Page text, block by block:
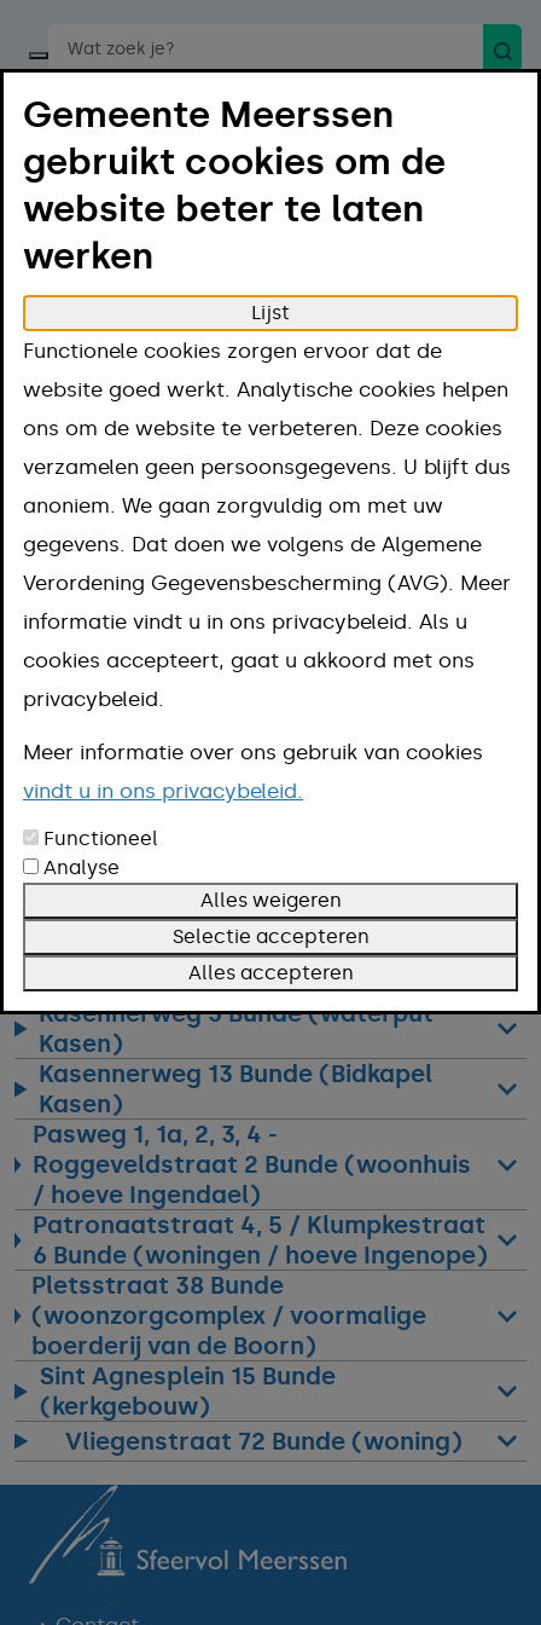
Start een spraakopdracht
Menu
Home Gemeentelijke Monumenten Bunde
Bunde
Op deze pagina vind je een overzicht van alle
Neem dan contact op met de Beleidsmedewerker
Monumenten via ons gemeentelijke Klant Contact
Centrum (KCC), telefoon 14 043. Of stuur een mail
(woningen)
Groeneweg 3 Bunde (woning - hoeve
Kruisberg)
Groeneweg 3 (Bidkapel hoeve
Kruisberg)
Groeneweg 3 Bunde (wegkruis hoeve
Boschweg 1 Bunde (woning)
Kasennerweg 5 Bunde (waterput
Kasen)
Kasennerweg 13 Bunde (Bidkapel
Kasen)
Pasweg 1, 1a, 2, 3, 4 -
Roggeveldstraat 2 Bunde (woonhuis
/ hoeve Ingendael)
Patronaatstraat 4, 5 / Klumpkestraat
6 Bunde (woningen / hoeve Ingenope)
Pletsstraat 38 Bunde
(woonzorgcomplex / voormalige
boerderij van de Boorn)
Sint Agnesplein 15 Bunde
(kerkgebouw)
Vliegenstraat 72 Bunde (woning)
Gemeente Meerssen
gebruikt cookies om de
website beter te laten
werken
Lijst
Functionele cookies zorgen ervoor dat de
website goed werkt. Analytische cookies helpen
ons om de website te verbeteren. Deze cookies
verzamelen geen persoonsgegevens. U blijft dus
anoniem. We gaan zorgvuldig om met uw
gegevens. Dat doen we volgens de Algemene
Verordening Gegevensbescherming (AVG). Meer
informatie vindt u in ons privacybeleid. Als u
cookies accepteert, gaat u akkoord met ons
privacybeleid.
Meer informatie over ons gebruik van cookies
vindt u in ons privacybeleid.
Functioneel
Analyse
Alles weigeren
Selectie accepteren
Alles accepteren